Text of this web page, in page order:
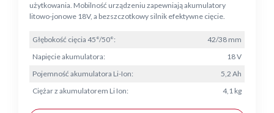
użytkowania. Mobilność urządzeniu zapewniają akumulatory
litowo-jonowe 18V, a bezszczotkowy silnik efektywne cięcie.
Głębokość cięcia 45°/50°:
42/38 mm
Napięcie akumulatora:
18 V
Pojemność akumulatora Li-Ion:
5,2 Ah
Ciężar z akumulatorem Li Ion:
4,1 kg